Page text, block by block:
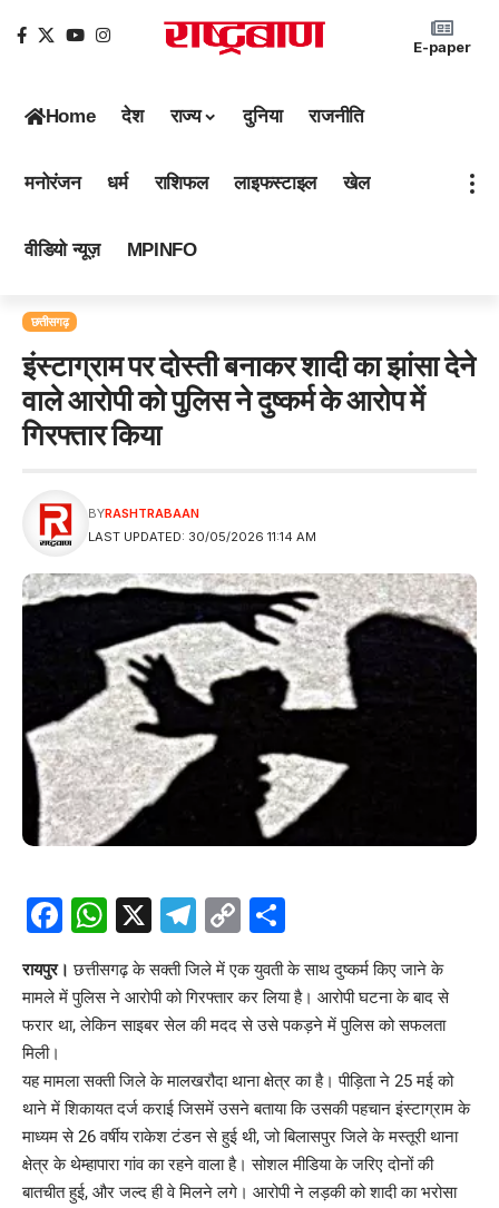
E-paper
Home देश राज्य दुनिया राजनीति
मनोरंजन धर्म राशिफल लाइफस्टाइल खेल
वीडियो न्यूज़ MPINFO
छत्तीसगढ़
इंस्टाग्राम पर दोस्ती बनाकर शादी का झांसा देने
वाले आरोपी को पुलिस ने दुष्कर्म के आरोप में
गिरफ्तार किया
LAST UPDATED: 30/05/2026 11:14 AM
BYRASHTRABAAN
Facebook
WhatsApp
X Telegram
Copy
Link
रायपुर।छत्तीसगढ़ के सक्ती जिले में एक युवती के साथ दुष्कर्म किए जाने के
मामले में पुलिस ने आरोपी को गिरफ्तार कर लिया है। आरोपी घटना के बाद से
फरार था, लेकिन साइबर सेल की मदद से उसे पकड़ने में पुलिस को सफलता
मिली।
यह मामला सक्ती जिले के मालखरौदा थाना क्षेत्र का है। पीड़िता ने 25 मई को
थाने में शिकायत दर्ज कराई जिसमें उसने बताया कि उसकी पहचान इंस्टाग्राम के
माध्यम से 26 वर्षीय राकेश टंडन से हुई थी, जो बिलासपुर जिले के मस्तूरी थाना
क्षेत्र के थेम्हापारा गांव का रहने वाला है। सोशल मीडिया के जरिए दोनों की
बातचीत हुई, और जल्द ही वे मिलने लगे। आरोपी ने लड़की को शादी का भरोसा